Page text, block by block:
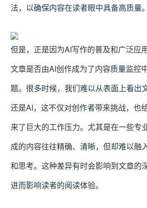
法，以确保内容在读者眼中具备高质量。
但是，正是因为AI写作的普及和广泛应
文章是否由AI创作成为了内容质量监控
题。很多时候，我们难以从表面上看出
还是AI，这不仅对创作者带来挑战，也
来了巨大的工作压力。尤其是在一些专
成的内容往往精确、清晰，但却难以融
和思考。这种差异有时会影响到文章的
进而影响读者的阅读体验。